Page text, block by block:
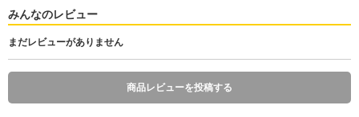
みんなのレビュー
まだレビューがありません
商品レビューを投稿する